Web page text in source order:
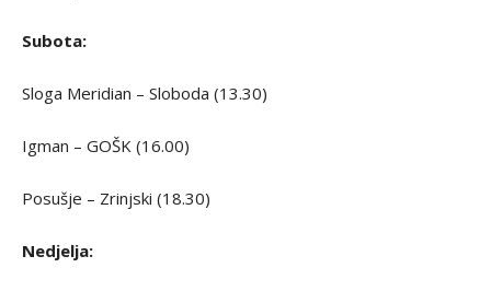
Subota:
Sloga Meridian – Sloboda (13.30)
Igman – GOŠK (16.00)
Posušje – Zrinjski (18.30)
Nedjelja: